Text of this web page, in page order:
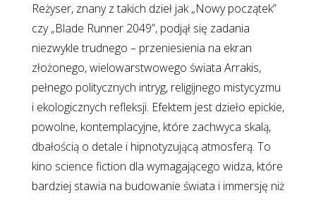
Reżyser, znany z takich dzieł jak „Nowy początek”
czy „Blade Runner 2049”, podjął się zadania
niezwykle trudnego – przeniesienia na ekran
złożonego, wielowarstwowego świata Arrakis,
pełnego politycznych intryg, religijnego mistycyzmu
i ekologicznych refleksji. Efektem jest dzieło epickie,
powolne, kontemplacyjne, które zachwyca skalą,
dbałością o detale i hipnotyzującą atmosferą. To
kino science fiction dla wymagającego widza, które
bardziej stawia na budowanie świata i immersję niż